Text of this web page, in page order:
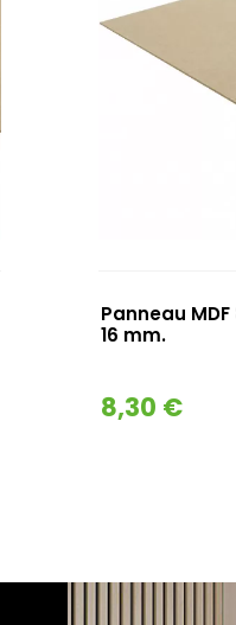
Panneau
16 mm.
8,30 €